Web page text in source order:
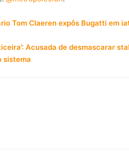
Tom Claeren expôs Bugatti em
Acusada de desmascarar
sistema